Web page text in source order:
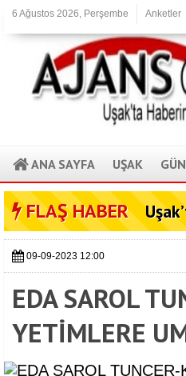
6 Ağustos 2026, Perşembe Anketler
ANA SAYFA UŞAK
FLAŞ HABER
09-09-2023 12:00
EDA SAROL
YETİMLERE